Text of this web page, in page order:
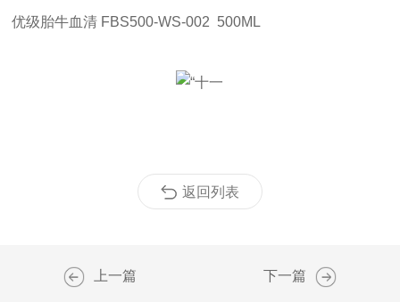
优级胎牛血清 FBS500-WS-002 500ML
返回列表
上一篇 下一篇